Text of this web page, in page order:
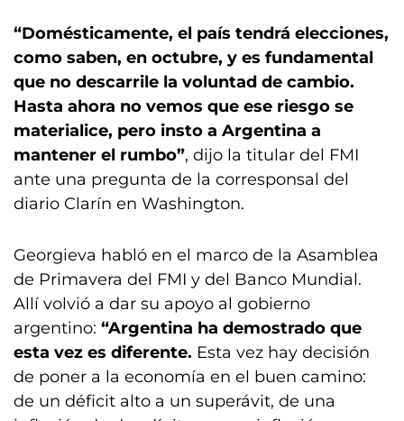
“Domésticamente, el país tendrá elecciones,
como saben, en octubre, y es fundamental
que no descarrile la voluntad de cambio.
Hasta ahora no vemos que ese riesgo se
materialice, pero insto a Argentina a
mantener el rumbo”, dijo la titular del FMI
ante una pregunta de la corresponsal del
diario Clarín en Washington.
Georgieva habló en el marco de la Asamblea
de Primavera del FMI y del Banco Mundial.
Allí volvió a dar su apoyo al gobierno
argentino: “Argentina ha demostrado que
esta vez es diferente. Esta vez hay decisión
de poner a la economía en el buen camino:
de un déficit alto a un superávit, de una